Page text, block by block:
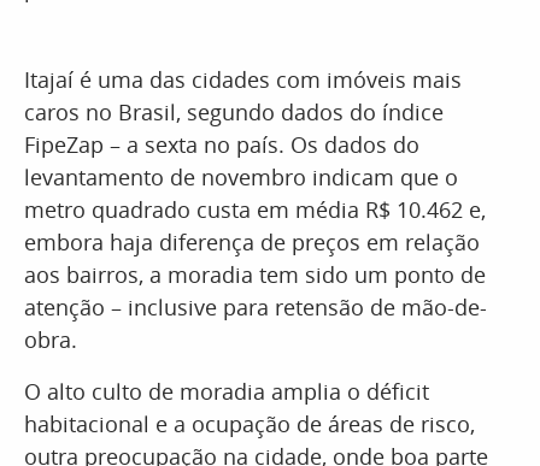
Itajaí é uma das cidades com imóveis mais
caros no Brasil, segundo dados do índice
FipeZap – a sexta no país. Os dados do
levantamento de novembro indicam que o
metro quadrado custa em média R$ 10.462 e,
embora haja diferença de preços em relação
aos bairros, a moradia tem sido um ponto de
atenção – inclusive para retensão de mão-de-
obra.
O alto culto de moradia amplia o déficit
habitacional e a ocupação de áreas de risco,
outra preocupação na cidade, onde boa parte